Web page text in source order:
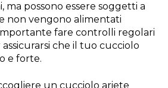
ma possono essere soggetti a
non vengono alimentati
fare controlli regolari
che il tuo cucciolo
e forte.
un cucciolo ariete